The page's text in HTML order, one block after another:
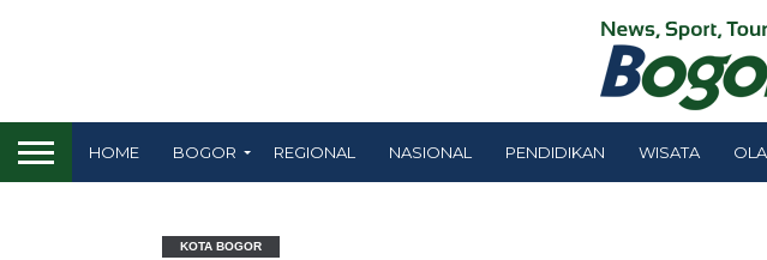
HOME BOGOR REGIONAL NASIONAL PENDIDIKAN WISATA
KOTA BOGOR